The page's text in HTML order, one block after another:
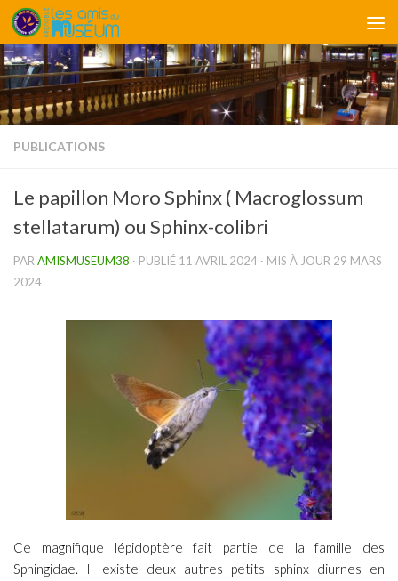
Skip to content
PUBLICATIONS
Le papillon Moro Sphinx ( Macroglossum
stellatarum) ou Sphinx-colibri
PAR AMISMUSEUM38 · PUBLIÉ 11 AVRIL 2024 · MIS À JOUR 29 MARS
2024
Ce magnifique lépidoptère fait partie de la famille des
Sphingidae. Il existe deux autres petits sphinx diurnes en